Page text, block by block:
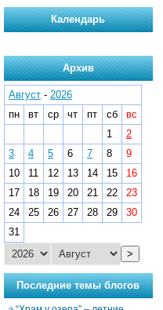
Календарь
Архив
Август - 2026
пн
вт ср чт пт сб
вс
1
2
3
4 5 6 7 8
9
10
11 12 13 14 15
16
17
18 19 20 21 22
23
24
25 26 27 28 29
30
31
>
Последние темы блогов